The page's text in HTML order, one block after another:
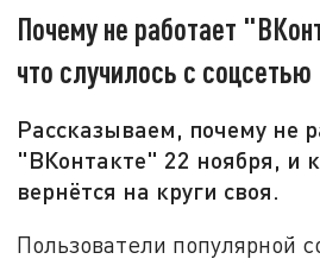
Почему не работает
что случилось с соцсетью
Рассказываем, почему не
"ВКонтакте" 22 ноября, и
вернётся на круги своя.
Пользователи популярной